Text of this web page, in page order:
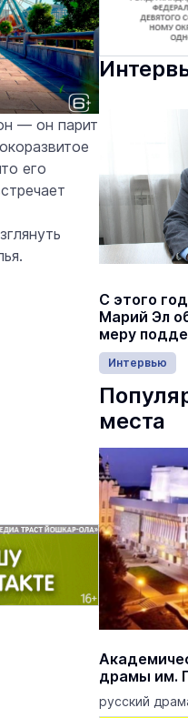
— он парит
его
С этого
Марий Эл
меру
Интервью
места
драмы им.
русский